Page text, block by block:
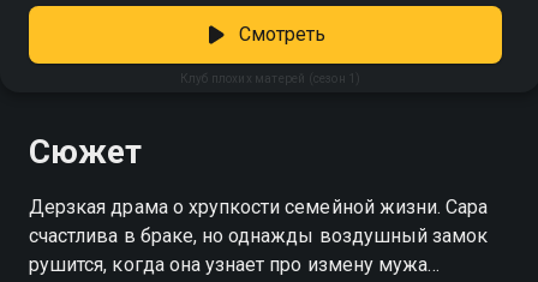
Клуб плохих матерей (сезон 1)
Смотреть
Сюжет
Дерзкая драма о хрупкости семейной жизни. Сара
счастлива в браке, но однажды воздушный замок
рушится, когда она узнает про измену мужа